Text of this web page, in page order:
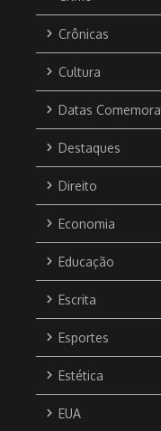
Crônicas
Cultura
Datas
Destaques
Direito
Economia
Educação
Escrita
Esportes
Estética
EUA